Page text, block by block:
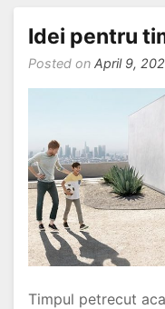
Idei pentru
Posted on April 9,
Timpul petrecut